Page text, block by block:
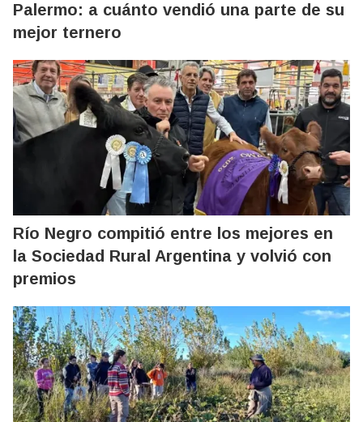
Palermo: a cuánto vendió una parte de su
mejor ternero
Río Negro compitió entre los mejores en
la Sociedad Rural Argentina y volvió con
premios